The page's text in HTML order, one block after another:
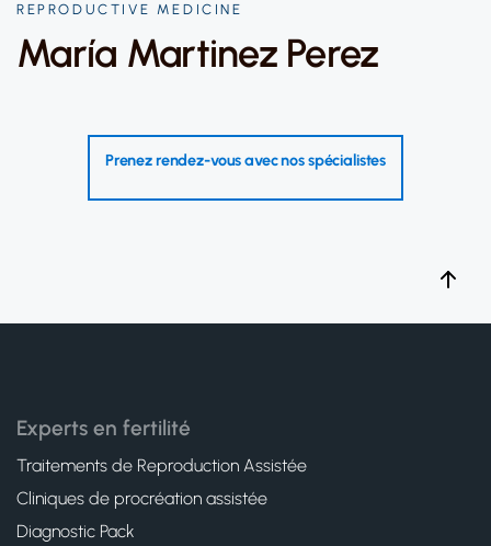
REPRODUCTIVE MEDICINE
María Martinez Perez
Prenez rendez-vous avec nos spécialistes
Experts en fertilité
Traitements de Reproduction Assistée
Cliniques de procréation assistée
Diagnostic Pack